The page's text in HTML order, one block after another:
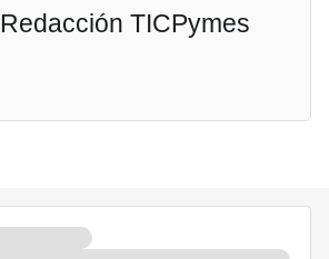
Redacción TICPymes